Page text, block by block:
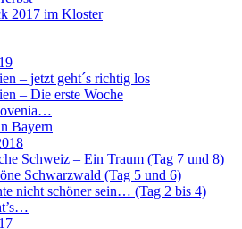
2017 im Kloster
– jetzt geht´s richtig los
– Die erste Woche
Bayern
Schweiz – Ein Traum (Tag 7 und 8)
Schwarzwald (Tag 5 und 6)
nicht schöner sein… (Tag 2 bis 4)